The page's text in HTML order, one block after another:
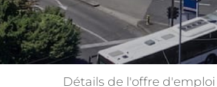
Détails de l'offre d'emploi